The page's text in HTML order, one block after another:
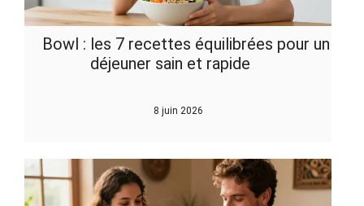
Bowl : les 7 recettes équilibrées pour un
déjeuner sain et rapide
8 juin 2026